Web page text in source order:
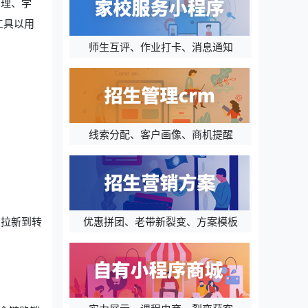
、学
以用
新到转
师生互评、作业打卡、消息通知
线索分配、客户画像、商机提醒
优惠拼团、老带新裂变、方案模板